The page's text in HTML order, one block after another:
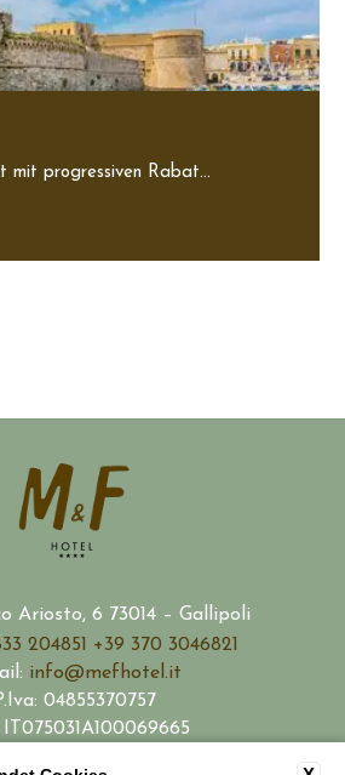
mit progressiven Rabat...
Ariosto, 6 73014 – Gallipoli
204851 +39 370 3046821
info@mefhotel.it
04855370757